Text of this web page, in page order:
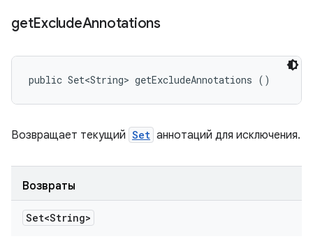
getExcludeAnnotations
public Set<String> getExcludeAnnotations ()
Возвращает текущий Set аннотаций для исключения.
Возвраты
Set<String>